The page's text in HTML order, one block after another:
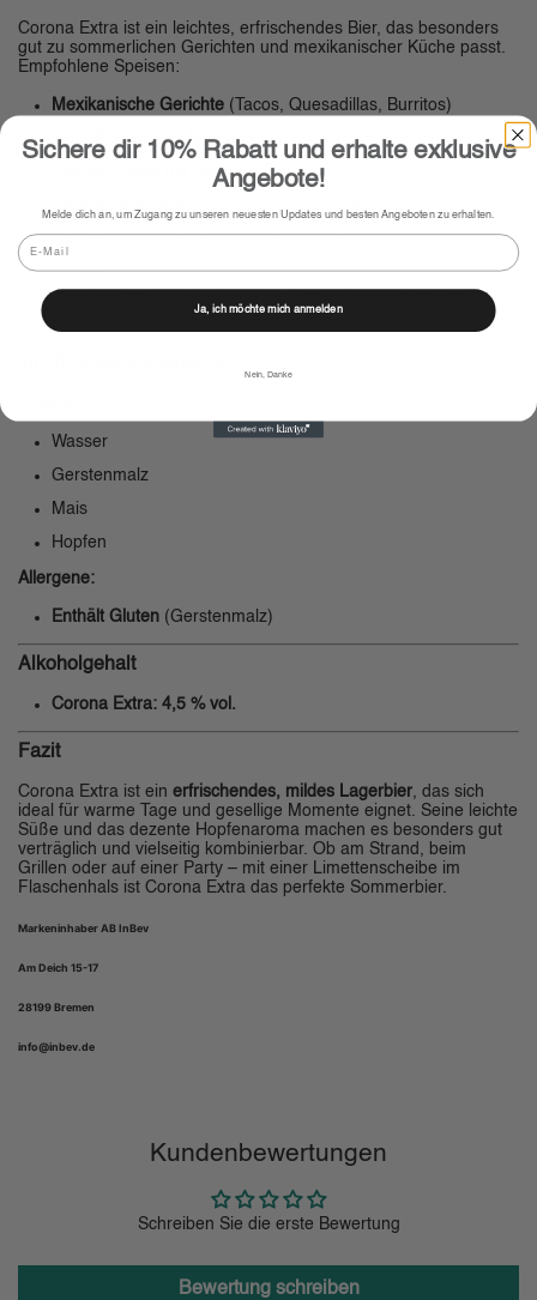
Corona Extra ist ein leichtes, erfrischendes Bier, das besonders
gut zu sommerlichen Gerichten und mexikanischer Küche passt.
Empfohlene Speisen:
Mexikanische Gerichte (Tacos, Quesadillas, Burritos)
Gegrillter Fisch & Meeresfrüchte
(Garnelen, Ceviche)
Leichte Salate mit Limetten-Dressing
Asiatische Speisen
(Sushi, Thai-Gerichte)
Fingerfood & Snacks(Nachos mit Guacamole, Chicken
Wings)
Sein frischer Geschmack macht es zu einem idealen Begleiter für
leichte und würzige Speisen.
Wasser
Gerstenmalz
Mais
Hopfen
Allergene:
Enthält Gluten (Gerstenmalz)
Alkoholgehalt
Corona Extra: 4,5 % vol.
Fazit
Corona Extra ist ein erfrischendes, mildes Lagerbier, das sich
ideal für warme Tage und gesellige Momente eignet. Seine leichte
Süße und das dezente Hopfenaroma machen es besonders gut
verträglich und vielseitig kombinierbar. Ob am Strand, beim
Grillen oder auf einer Party – mit einer Limettenscheibe im
Flaschenhals ist Corona Extra das perfekte Sommerbier.
Markeninhaber AB InBev
Am Deich 15-17
28199 Bremen
info@inbev.de
Kundenbewertungen
Schreiben Sie die erste Bewertung
Bewertung schreiben
Sichere dir 10% Rabatt und erhalte exklusive
Angebote!
Melde dich an, um Zugang zu unseren neuesten Updates und besten Angeboten zu erhalten.
Email
Ja, ich möchte mich anmelden
Nein, Danke